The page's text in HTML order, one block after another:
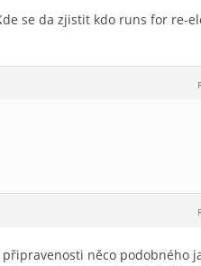
se da zjistit kdo runs for re-
něco podobného